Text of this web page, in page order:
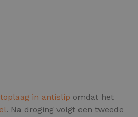
toplaag in antislip omdat het
. Na droging volgt een tweede